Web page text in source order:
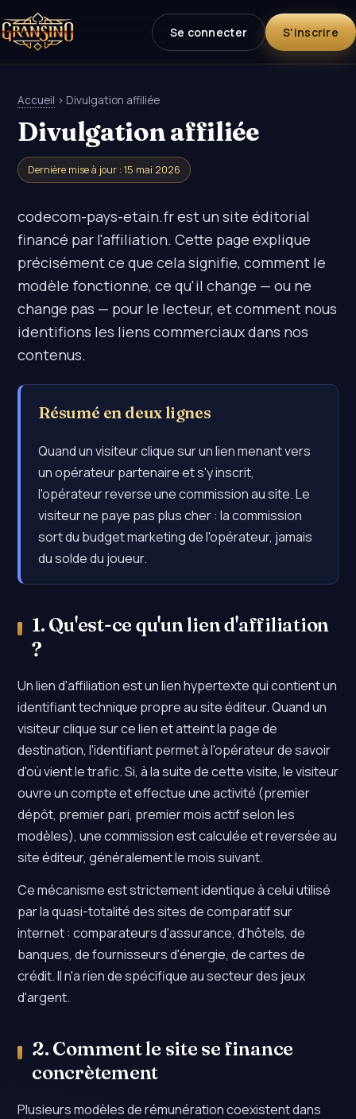
Se connecter S'inscrire
Accueil › Divulgation affiliée
Divulgation affiliée
Dernière mise à jour : 15 mai 2026
codecom-pays-etain.fr est un site éditorial
financé par l'affiliation. Cette page explique
précisément ce que cela signifie, comment le
modèle fonctionne, ce qu'il change — ou ne
change pas — pour le lecteur, et comment nous
identifions les liens commerciaux dans nos
contenus.
Résumé en deux lignes
Quand un visiteur clique sur un lien menant vers
un opérateur partenaire et s'y inscrit,
l'opérateur reverse une commission au site. Le
visiteur ne paye pas plus cher : la commission
sort du budget marketing de l'opérateur, jamais
du solde du joueur.
1. Qu'est-ce qu'un lien d'affiliation
?
Un lien d'affiliation est un lien hypertexte qui contient un
identifiant technique propre au site éditeur. Quand un
visiteur clique sur ce lien et atteint la page de
destination, l'identifiant permet à l'opérateur de savoir
d'où vient le trafic. Si, à la suite de cette visite, le visiteur
ouvre un compte et effectue une activité (premier
dépôt, premier pari, premier mois actif selon les
modèles), une commission est calculée et reversée au
site éditeur, généralement le mois suivant.
Ce mécanisme est strictement identique à celui utilisé
par la quasi-totalité des sites de comparatif sur
internet : comparateurs d'assurance, d'hôtels, de
banques, de fournisseurs d'énergie, de cartes de
crédit. Il n'a rien de spécifique au secteur des jeux
d'argent.
2. Comment le site se finance
concrètement
Plusieurs modèles de rémunération coexistent dans